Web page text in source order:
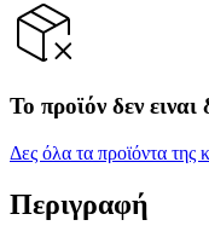
Το προϊόν δεν ειναι
Δες όλα τα προϊόντα της
Περιγραφή